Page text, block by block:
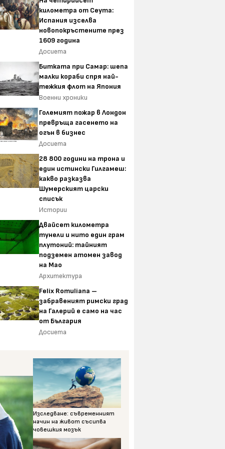
километра от Сеута:
Испания изселва
новопокръстените през
1609 година
Досиета
Битката при Самар: шепа
малки кораби спря най-
тежкия флот на Япония
Военни хроники
Големият пожар в Лондон
превръща гасенето на
огън в бизнес
Досиета
28 800 години на трона и
един истински Гилгамеш:
какво разказва
Шумерският царски
списък
Истории
Двайсет километра
тунели и нито един грам
плутоний: тайният
подземен атомен завод
на Мао
Архитектура
Felix Romuliana –
забравеният римски град
на Галерий е само на час
от България
Досиета
Изследване: съвременният
начин на живот съсипва
човешкия мозък